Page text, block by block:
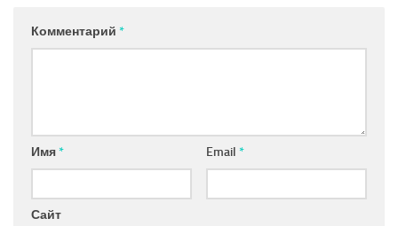
Комментарий *
Имя* Email *
Сайт